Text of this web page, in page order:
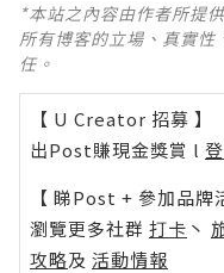
*本站之內容由作者所提
所有博客的立場、真實
任。
【 U Creator 招募 】
出Post賺現金獎賞 l
【 睇Post + 參加品牌
瀏覽更多社群 打卡 丶
攻略及 活動情報